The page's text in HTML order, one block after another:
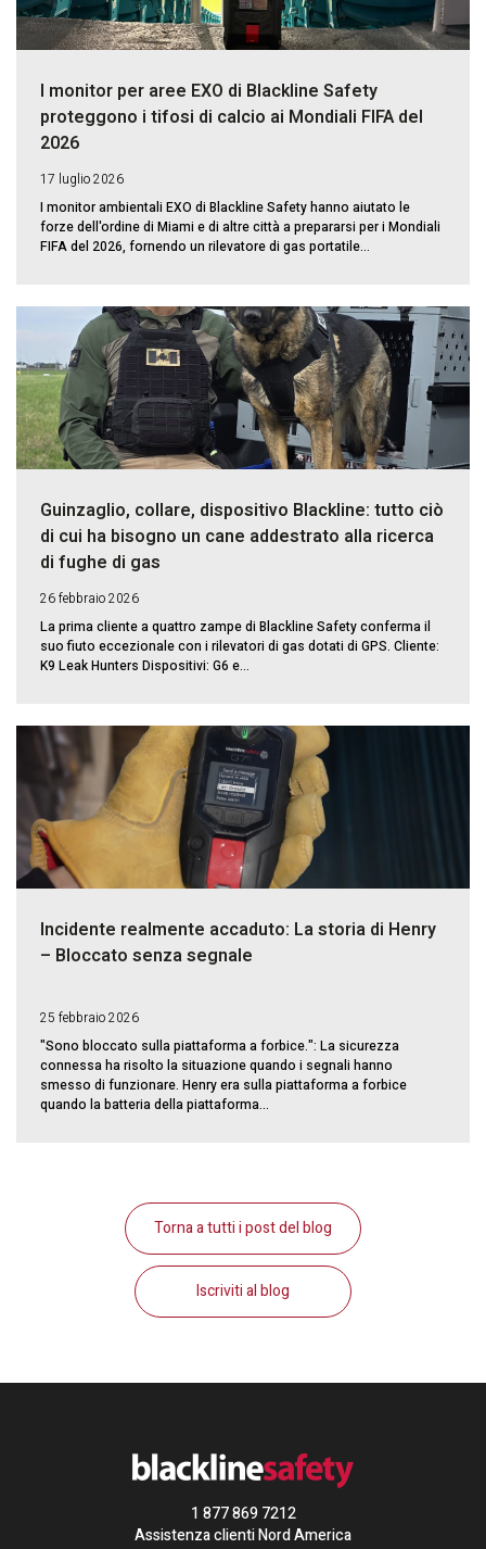
I monitor per aree EXO di Blackline Safety
proteggono i tifosi di calcio ai Mondiali FIFA del
2026
17 luglio 2026
I monitor ambientali EXO di Blackline Safety hanno aiutato le
forze dell'ordine di Miami e di altre città a prepararsi per i Mondiali
FIFA del 2026, fornendo un rilevatore di gas portatile...
Guinzaglio, collare, dispositivo Blackline: tutto ciò
di cui ha bisogno un cane addestrato alla ricerca
di fughe di gas
26 febbraio 2026
La prima cliente a quattro zampe di Blackline Safety conferma il
suo fiuto eccezionale con i rilevatori di gas dotati di GPS. Cliente:
K9 Leak Hunters Dispositivi: G6 e...
Incidente realmente accaduto: La storia di Henry
– Bloccato senza segnale
25 febbraio 2026
"Sono bloccato sulla piattaforma a forbice.": La sicurezza
connessa ha risolto la situazione quando i segnali hanno
smesso di funzionare. Henry era sulla piattaforma a forbice
quando la batteria della piattaforma...
Torna a tutti i post del blog
Iscriviti al blog
1 877 869 7212
Assistenza clienti Nord America